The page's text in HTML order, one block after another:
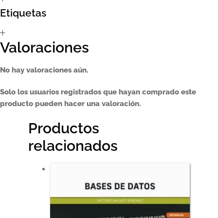
Sumate al sorteo Artcombo
Suscríbete a la newsletter de Marcombo
Suscripción
Test Formulario
Etiquetas
Valoraciones
No hay valoraciones aún.
Solo los usuarios registrados que hayan comprado este
producto pueden hacer una valoración.
Productos
relacionados